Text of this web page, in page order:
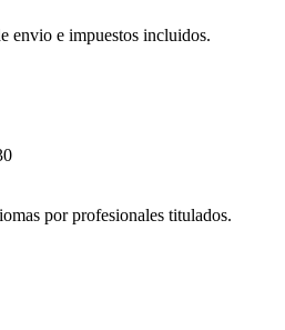
envio e impuestos incluidos.
por profesionales titulados.